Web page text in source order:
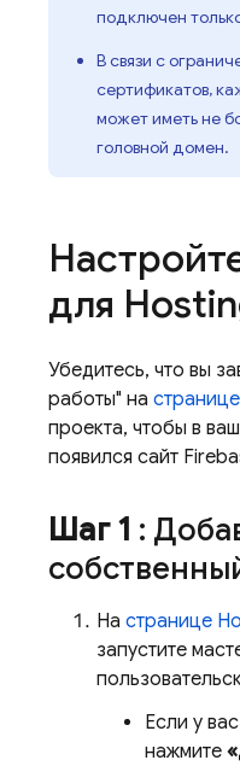
подключен
В связи с
сертификатов,
может иметь не
головной домен.
для
Убедитесь, что вы
работы" на странице
проекта, чтобы в
появился сайт
Шаг 1 :
На странице
запустите
Если у
нажмите